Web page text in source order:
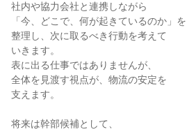
社内や協力会社と連携しながら
「今、どこで、何が起きているのか」を
整理し、次に取るべき行動を考えて
いきます。
表に出る仕事ではありませんが、
全体を見渡す視点が、物流の安定を
支えます。
将来は幹部候補として、